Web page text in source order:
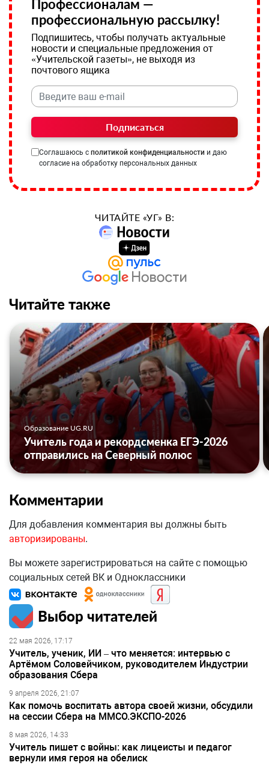
Профессионалам —
профессиональную рассылку!
Подпишитесь, чтобы получать актуальные
новости и специальные предложения от
«Учительской газеты», не выходя из
почтового ящика
Подписаться
Соглашаюсь с политикой конфиденциальности и даю
согласие на обработку персональных данных
ЧИТАЙТЕ «УГ» В:
Читайте также
Образование UG.RU
Учитель года и рекордсменка ЕГЭ-2026
отправились на Северный полюс
Комментарии
Для добавления комментария вы должны быть
авторизированы.
Вы можете зарегистрироваться на сайте с помощью
социальных сетей ВК и Одноклассники
Выбор читателей
22 мая 2026, 17:17
Учитель, ученик, ИИ – что меняется: интервью с
Артёмом Соловейчиком, руководителем Индустрии
образования Сбера
9 апреля 2026, 21:07
Как помочь воспитать автора своей жизни, обсудили
на сессии Сбера на ММСО.ЭКСПО-2026
8 мая 2026, 14:33
Учитель пишет с войны: как лицеисты и педагог
вернули имя героя на обелиск